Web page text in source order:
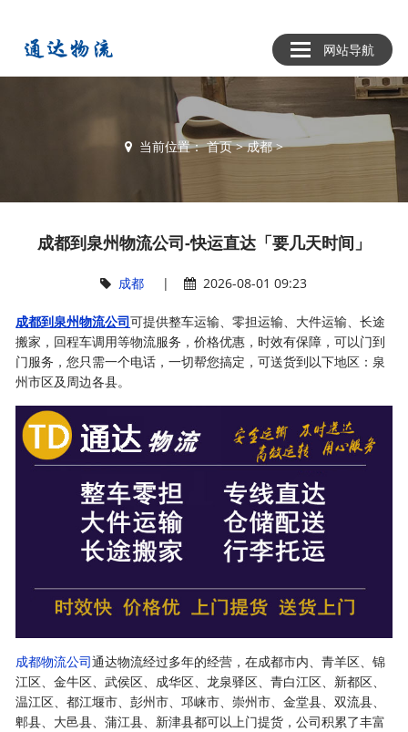
网站导航
当前位置：首页>成都>
成都到泉州物流公司-快运直达「要几天时间」
成都 | 2026-08-01 09:23
成都到泉州物流公司可提供整车运输、零担运输、大件运输、长途
搬家，回程车调用等物流服务，价格优惠，时效有保障，可以门到
门服务，您只需一个电话，一切帮您搞定，可送货到以下地区：泉
州市区及周边各县。
成都物流公司通达物流经过多年的经营，在成都市内、青羊区、锦
江区、金牛区、武侯区、成华区、龙泉驿区、青白江区、新都区、
温江区、都江堰市、彭州市、邛崃市、崇州市、金堂县、双流县、
郫县、大邑县、蒲江县、新津县都可以上门提货，公司积累了丰富